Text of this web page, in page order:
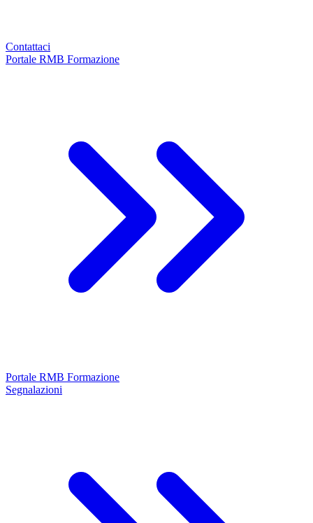
Contattaci
Portale RMB Formazione
Portale RMB Formazione
Segnalazioni